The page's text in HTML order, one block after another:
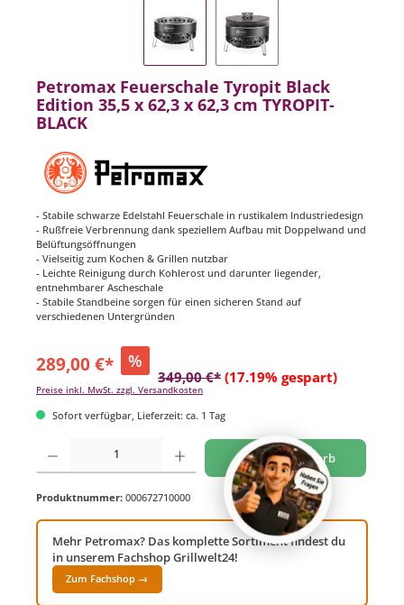
Petromax Feuerschale Tyropit Black
Edition 35,5 x 62,3 x 62,3 cm TYROPIT-
BLACK
- Stabile schwarze Edelstahl Feuerschale in rustikalem Industriedesign
- Rußfreie Verbrennung dank speziellem Aufbau mit Doppelwand und
Belüftungsöffnungen
- Vielseitig zum Kochen & Grillen nutzbar
- Leichte Reinigung durch Kohlerost und darunter liegender,
entnehmbarer Ascheschale
- Stabile Standbeine sorgen für einen sicheren Stand auf
verschiedenen Untergründen
289,00 €* %
349,00 €* (17.19% gespart)
Preise inkl. MwSt. zzgl. Versandkosten
Sofort verfügbar, Lieferzeit: ca. 1 Tag
Produkt Anzahl: Gib den gewünschten Wert ein oder benutze die Schaltflächen um
In den Warenkorb
Produktnummer: 000672710000
Mehr Petromax? Das komplette Sortiment findest du
in unserem Fachshop Grillwelt24!
Zum Fachshop →